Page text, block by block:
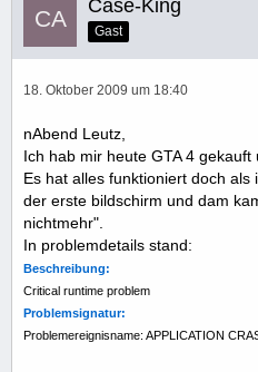
Case-King
Gast
18. Oktober 2009 um 18:40
nAbend Leutz,
Ich hab mir heute GTA 4 gekauft
Es hat alles funktioniert doch
der erste bildschirm und dam
nichtmehr".
In problemdetails stand:
Beschreibung:
Critical runtime problem
Problemsignatur:
Problemereignisname: APPLICATION